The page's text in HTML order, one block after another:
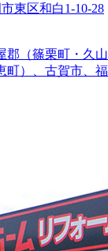
東区和白1-10-28
郡（篠栗町・久
町）、古賀市、